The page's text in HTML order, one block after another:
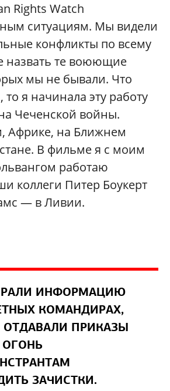
Rights Watch
ситуациям. Мы видели
конфликты по всему
назвать те воюющие
мы не бывали. Что
то я начинала эту работу
Чеченской войны.
Африке, на Ближнем
В фильме я с моим
работаю
коллеги Питер Боукерт
— в Ливии.
ИНФОРМАЦИЮ
КОМАНДИРАХ,
ПРИКАЗЫ
ЗАЧИСТКИ.